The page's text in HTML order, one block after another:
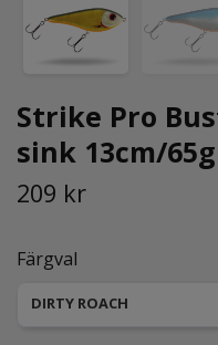
Strike Pro
sink 13cm/65g
209 kr
Färgval
DIRTY ROACH